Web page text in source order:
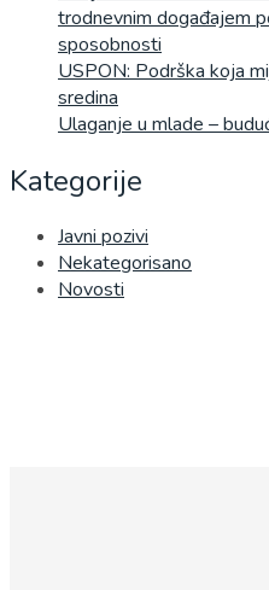
trodnevnim događajem
sposobnosti
USPON: Podrška koja
sredina
Ulaganje u mlade –
Kategorije
Javni pozivi
Nekategorisano
Novosti